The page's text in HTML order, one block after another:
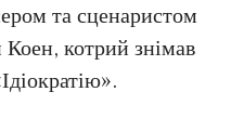
та сценаристом
Коен, котрий знімав